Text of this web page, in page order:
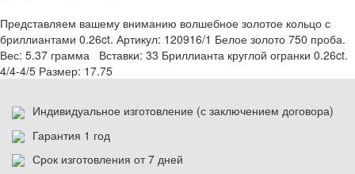
Представляем вашему вниманию волшебное золотое кольцо с
бриллиантами 0.26ct. Артикул: 120916/1 Белое золото 750 проба.
Вес: 5.37 грамма Вставки: 33 Бриллианта круглой огранки 0.26ct.
4/4-4/5 Размер: 17.75
Индивидуальное изготовление (с заключением договора)
Гарантия 1 год
Срок изготовления от 7 дней